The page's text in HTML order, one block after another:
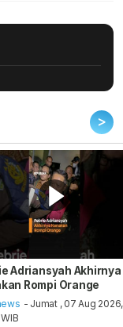
>
Adriansyah Akhirnya
Rompi Orange
- Jumat , 07 Aug 2026,